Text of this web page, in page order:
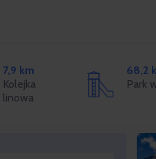
7,9 km
Kolejka
linowa
68,2
Park